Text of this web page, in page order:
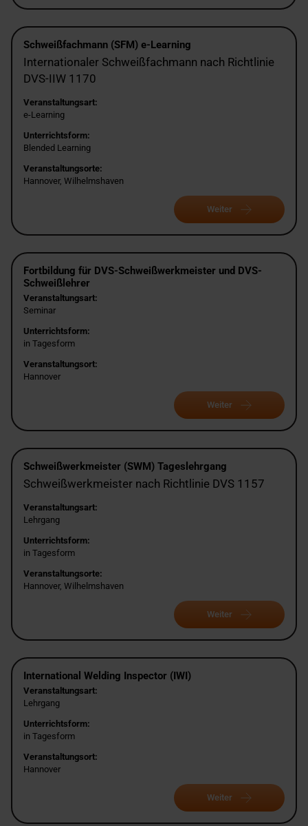
Schweißfachmann (SFM) e-Learning
Internationaler Schweißfachmann nach Richtlinie
DVS-IIW 1170
Veranstaltungsart:
e-Learning
Unterrichtsform:
Blended Learning
Veranstaltungsorte:
Hannover, Wilhelmshaven
Weiter
Fortbildung für DVS-Schweißwerkmeister und DVS-
Schweißlehrer
Veranstaltungsart:
Seminar
Unterrichtsform:
in Tagesform
Veranstaltungsort:
Hannover
Weiter
Schweißwerkmeister (SWM) Tageslehrgang
Schweißwerkmeister nach Richtlinie DVS 1157
Veranstaltungsart:
Lehrgang
Unterrichtsform:
in Tagesform
Veranstaltungsorte:
Hannover, Wilhelmshaven
Weiter
International Welding Inspector (IWI)
Veranstaltungsart:
Lehrgang
Unterrichtsform:
in Tagesform
Veranstaltungsort:
Hannover
Weiter